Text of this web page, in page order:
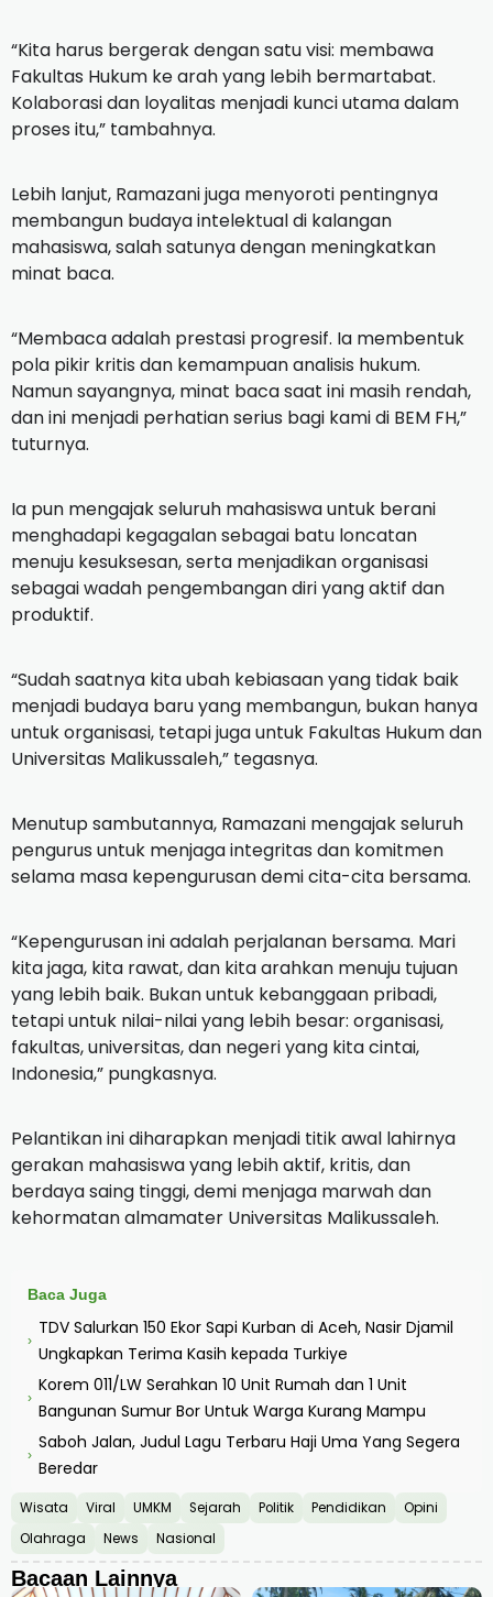
“Kita harus bergerak dengan satu visi: membawa
Fakultas Hukum ke arah yang lebih bermartabat.
Kolaborasi dan loyalitas menjadi kunci utama dalam
proses itu,” tambahnya.
Lebih lanjut, Ramazani juga menyoroti pentingnya
membangun budaya intelektual di kalangan
mahasiswa, salah satunya dengan meningkatkan
minat baca.
“Membaca adalah prestasi progresif. Ia membentuk
pola pikir kritis dan kemampuan analisis hukum.
Namun sayangnya, minat baca saat ini masih rendah,
dan ini menjadi perhatian serius bagi kami di BEM FH,”
tuturnya.
Ia pun mengajak seluruh mahasiswa untuk berani
menghadapi kegagalan sebagai batu loncatan
menuju kesuksesan, serta menjadikan organisasi
sebagai wadah pengembangan diri yang aktif dan
produktif.
“Sudah saatnya kita ubah kebiasaan yang tidak baik
menjadi budaya baru yang membangun, bukan hanya
untuk organisasi, tetapi juga untuk Fakultas Hukum dan
Universitas Malikussaleh,” tegasnya.
Menutup sambutannya, Ramazani mengajak seluruh
pengurus untuk menjaga integritas dan komitmen
selama masa kepengurusan demi cita-cita bersama.
“Kepengurusan ini adalah perjalanan bersama. Mari
kita jaga, kita rawat, dan kita arahkan menuju tujuan
yang lebih baik. Bukan untuk kebanggaan pribadi,
tetapi untuk nilai-nilai yang lebih besar: organisasi,
fakultas, universitas, dan negeri yang kita cintai,
Indonesia,” pungkasnya.
Pelantikan ini diharapkan menjadi titik awal lahirnya
gerakan mahasiswa yang lebih aktif, kritis, dan
berdaya saing tinggi, demi menjaga marwah dan
kehormatan almamater Universitas Malikussaleh.
Baca Juga
›
TDV Salurkan 150 Ekor Sapi Kurban di Aceh, Nasir Djamil
Ungkapkan Terima Kasih kepada Turkiye
›
Korem 011/LW Serahkan 10 Unit Rumah dan 1 Unit
Bangunan Sumur Bor Untuk Warga Kurang Mampu
›
Saboh Jalan, Judul Lagu Terbaru Haji Uma Yang Segera
Beredar
Wisata Viral UMKM Sejarah Politik Pendidikan
Opini
Olahraga
News Nasional
Bacaan Lainnya